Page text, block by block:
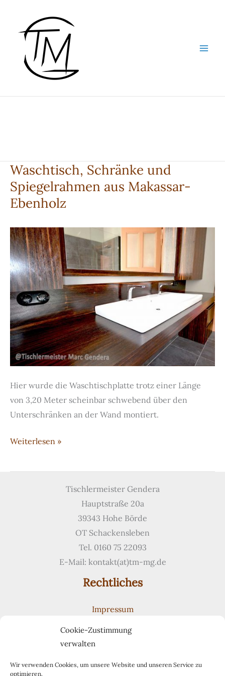
Cookie-Zustimmung
verwalten
Wir verwenden Cookies, um unsere Website und unseren Service zu
optimieren.
springen
Waschtisch, Schränke und
Spiegelrahmen aus Makassar-
Ebenholz
Hier wurde die Waschtischplatte trotz einer Länge
von 3,20 Meter scheinbar schwebend über den
Unterschränken an der Wand montiert.
Waschtisch,
und
Spiegelrahmen
Weiterlesen »
Tischlermeister Gendera
Hauptstraße 20a
39343 Hohe Börde
OT Schackensleben
Tel. 0160 75 22093
E-Mail: kontakt(at)tm-mg.de
Rechtliches
Impressum
Cookie-Richtlinie (EU)
Suchen